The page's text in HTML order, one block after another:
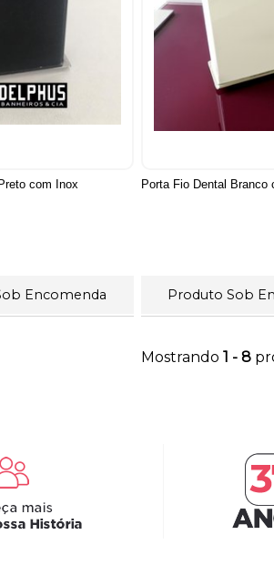
com Inox
Encomenda
Porta Fio Dental Branco
Produto Sob
Mostrando 1 - 8